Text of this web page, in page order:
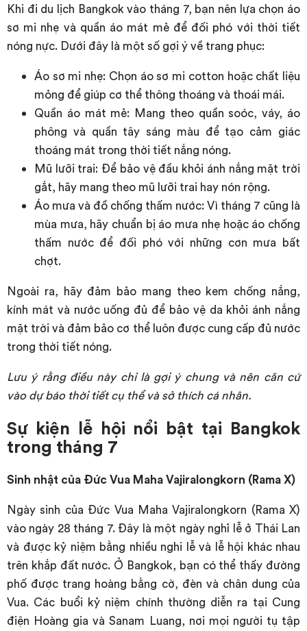
Khi đi du lịch Bangkok vào tháng 7, bạn nên lựa chọn áo
sơ mi nhẹ và quần áo mát mẻ để đối phó với thời tiết
nóng nực. Dưới đây là một số gợi ý về trang phục:
Áo sơ mi nhẹ: Chọn áo sơ mi cotton hoặc chất liệu
mỏng để giúp cơ thể thông thoáng và thoái mái.
Quần áo mát mẻ: Mang theo quần soóc, váy, áo
phông và quần tây sáng màu để tạo cảm giác
thoáng mát trong thời tiết nắng nóng.
Mũ lưỡi trai: Để bảo vệ đầu khỏi ánh nắng mặt trời
gắt, hãy mang theo mũ lưỡi trai hay nón rộng.
Áo mưa và đồ chống thấm nước: Vì tháng 7 cũng là
mùa mưa, hãy chuẩn bị áo mưa nhẹ hoặc áo chống
thấm nước để đối phó với những cơn mưa bất
chợt.
Ngoài ra, hãy đảm bảo mang theo kem chống nắng,
kính mát và nước uống đủ để bảo vệ da khỏi ánh nắng
mặt trời và đảm bảo cơ thể luôn được cung cấp đủ nước
trong thời tiết nóng.
Lưu ý rằng điều này chỉ là gợi ý chung và nên căn cứ
vào dự báo thời tiết cụ thể và sở thích cá nhân.
Sự kiện lễ hội nổi bật tại Bangkok
trong tháng 7
Sinh nhật của Đức Vua Maha Vajiralongkorn (Rama X)
Ngày sinh của Đức Vua Maha Vajiralongkorn (Rama X)
vào ngày 28 tháng 7. Đây là một ngày nghỉ lễ ở Thái Lan
và được kỷ niệm bằng nhiều nghi lễ và lễ hội khác nhau
trên khắp đất nước. Ở Bangkok, bạn có thể thấy đường
phố được trang hoàng bằng cờ, đèn và chân dung của
Vua. Các buổi kỷ niệm chính thường diễn ra tại Cung
điện Hoàng gia và Sanam Luang, nơi mọi người tụ tập